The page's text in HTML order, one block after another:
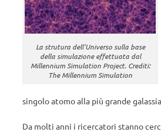
La strutura dell’Universo sulla base
della simulazione effettuata dal
Millennium Simulation Project. Crediti:
The Millennium Simulation
singolo atomo alla più grande
Da molti anni i ricercatori stanno